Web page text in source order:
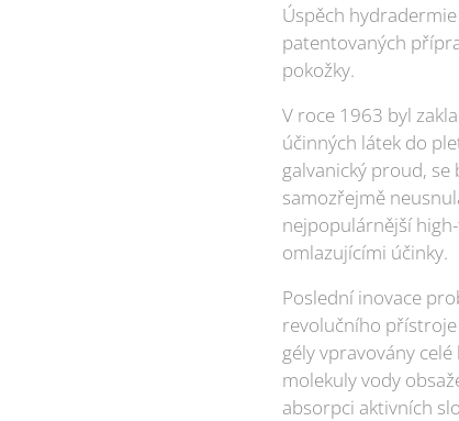
Úspěch
patentovaných
pokožky.
V roce 1963 byl
účinných látek do
galvanický proud,
samozřejmě
nejpopulárnější
omlazujícími účinky.
Poslední inovace
revolučního
gély vpravovány
molekuly vody
absorpci aktivních